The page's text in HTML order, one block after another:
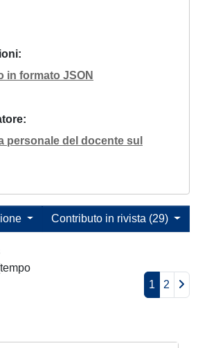
in formato JSON
personale del docente sul
Contributo in rivista (29)
1 2